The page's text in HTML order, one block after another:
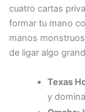
cuatro cartas
formar tu mano
manos
de ligar algo
Texas
y